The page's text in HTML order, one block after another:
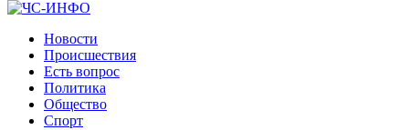
Новости
Происшествия
Есть вопрос
Политика
Общество
Спорт